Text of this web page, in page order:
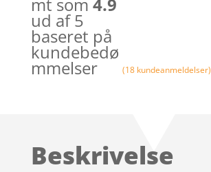
ud af 5
baseret på
kundebedø
mmelser (18 kundeanmeldelser)
Beskrivelse